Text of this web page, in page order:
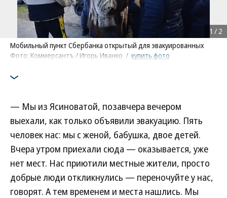
Мобильный пункт Сбербанка открытый для эвакуированных
Фото: Коммерсантъ / Игорь Иванко / купить фото
1 / 2
— Мы из Ясиноватой, позавчера вечером
выехали, как только объявили эвакуацию. Пять
человек нас: мы с женой, бабушка, двое детей.
Вчера утром приехали сюда — оказывается, уже
нет мест. Нас приютили местные жители, просто
добрые люди откликнулись — переночуйте у нас,
говорят. А тем временем и места нашлись. Мы